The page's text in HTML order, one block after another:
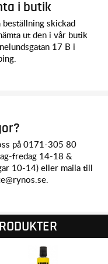
i butik
beställning skickad
ut den i vår butik
17 B i
på 0171-305 80
fredag 14-18 &
10-14) eller maila till